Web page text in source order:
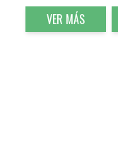
VER MÁS